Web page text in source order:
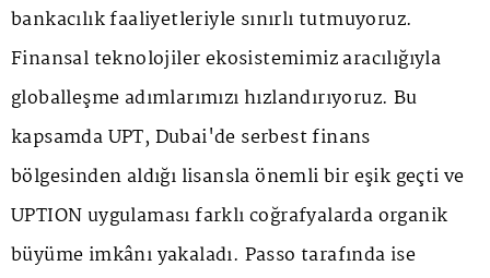
bankacılık faaliyetleriyle sınırlı tutmuyoruz.
Finansal teknolojiler ekosistemimiz aracılığıyla
globalleşme adımlarımızı hızlandırıyoruz. Bu
kapsamda UPT, Dubai'de serbest finans
bölgesinden aldığı lisansla önemli bir eşik geçti ve
UPTION uygulaması farklı coğrafyalarda organik
büyüme imkânı yakaladı. Passo tarafında ise